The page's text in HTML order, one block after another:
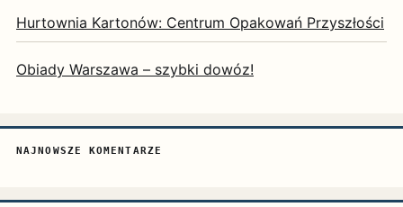
Hurtownia Kartonów: Centrum Opakowań Przyszłości
Obiady Warszawa – szybki dowóz!
NAJNOWSZE KOMENTARZE